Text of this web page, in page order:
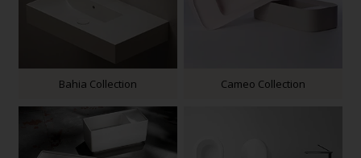
Bahia Collection Cameo Collection